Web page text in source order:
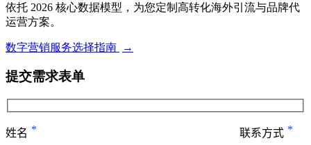
依托 2026 核心数据模型，为您定制高转化海外引流与品牌代
运营方案。
数字营销服务选择指南 →
提交需求表单
姓名 * 联系方式 *